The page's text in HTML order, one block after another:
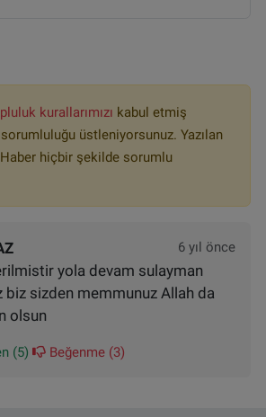
kurallarımızı kabul etmiş
üstleniyorsunuz. Yazılan
hiçbir şekilde sorumlu
6 yıl önce
yola devam sulayman
biz sizden memmunuz Allah da
olsun
(5) Beğenme (3)